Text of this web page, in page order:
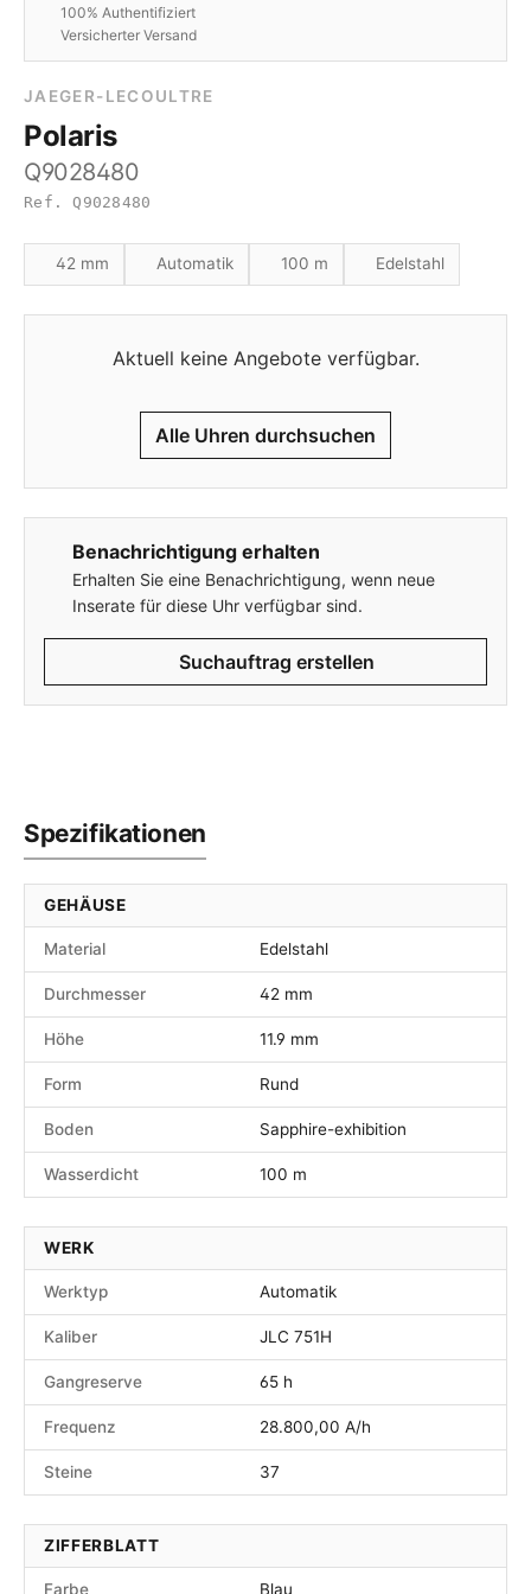
100% Authentifiziert
Versicherter Versand
JAEGER-LECOULTRE
Polaris
Q9028480
Ref. Q9028480
42 mm Automatik 100 m Edelstahl
Aktuell keine Angebote verfügbar.
Alle Uhren durchsuchen
Benachrichtigung erhalten
Erhalten Sie eine Benachrichtigung, wenn neue
Inserate für diese Uhr verfügbar sind.
Suchauftrag erstellen
Spezifikationen
GEHÄUSE
Material Edelstahl
Durchmesser 42 mm
Höhe 11.9 mm
Form Rund
Boden Sapphire-exhibition
Wasserdicht 100 m
WERK
Werktyp Automatik
Kaliber JLC 751H
Gangreserve 65 h
Frequenz 28.800,00 A/h
Steine 37
ZIFFERBLATT
Farbe Blau